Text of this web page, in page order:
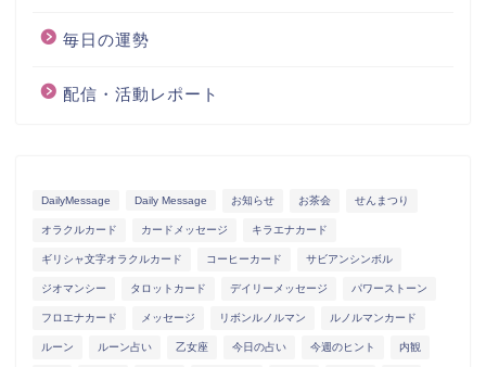
毎日の運勢
配信・活動レポート
DailyMessage Daily Message お知らせ お茶会 せんまつり
オラクルカード カードメッセージ キラエナカード
ギリシャ文字オラクルカード コーヒーカード サビアンシンボル
ジオマンシー タロットカード デイリーメッセージ パワーストーン
フロエナカード メッセージ リボンルノルマン ルノルマンカード
ルーン ルーン占い 乙女座 今日の占い 今週のヒント 内観